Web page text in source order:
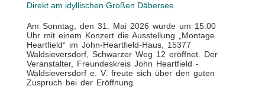
Direkt am idyllischen Großen Däbersee
Am Sonntag, den 31. Mai 2026 wurde um 15:00
Uhr mit einem Konzert die Ausstellung „Montage
Heartfield“ im John-Heartfield-Haus, 15377
Waldsieversdorf, Schwarzer Weg 12 eröffnet. Der
Veranstalter, Freundeskreis John Heartfield -
Waldsieversdorf e. V. freute sich über den guten
Zuspruch bei der Eröffnung.